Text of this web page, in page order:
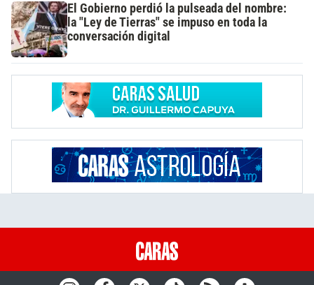
El Gobierno perdió la pulseada del nombre:
la "Ley de Tierras" se impuso en toda la
conversación digital